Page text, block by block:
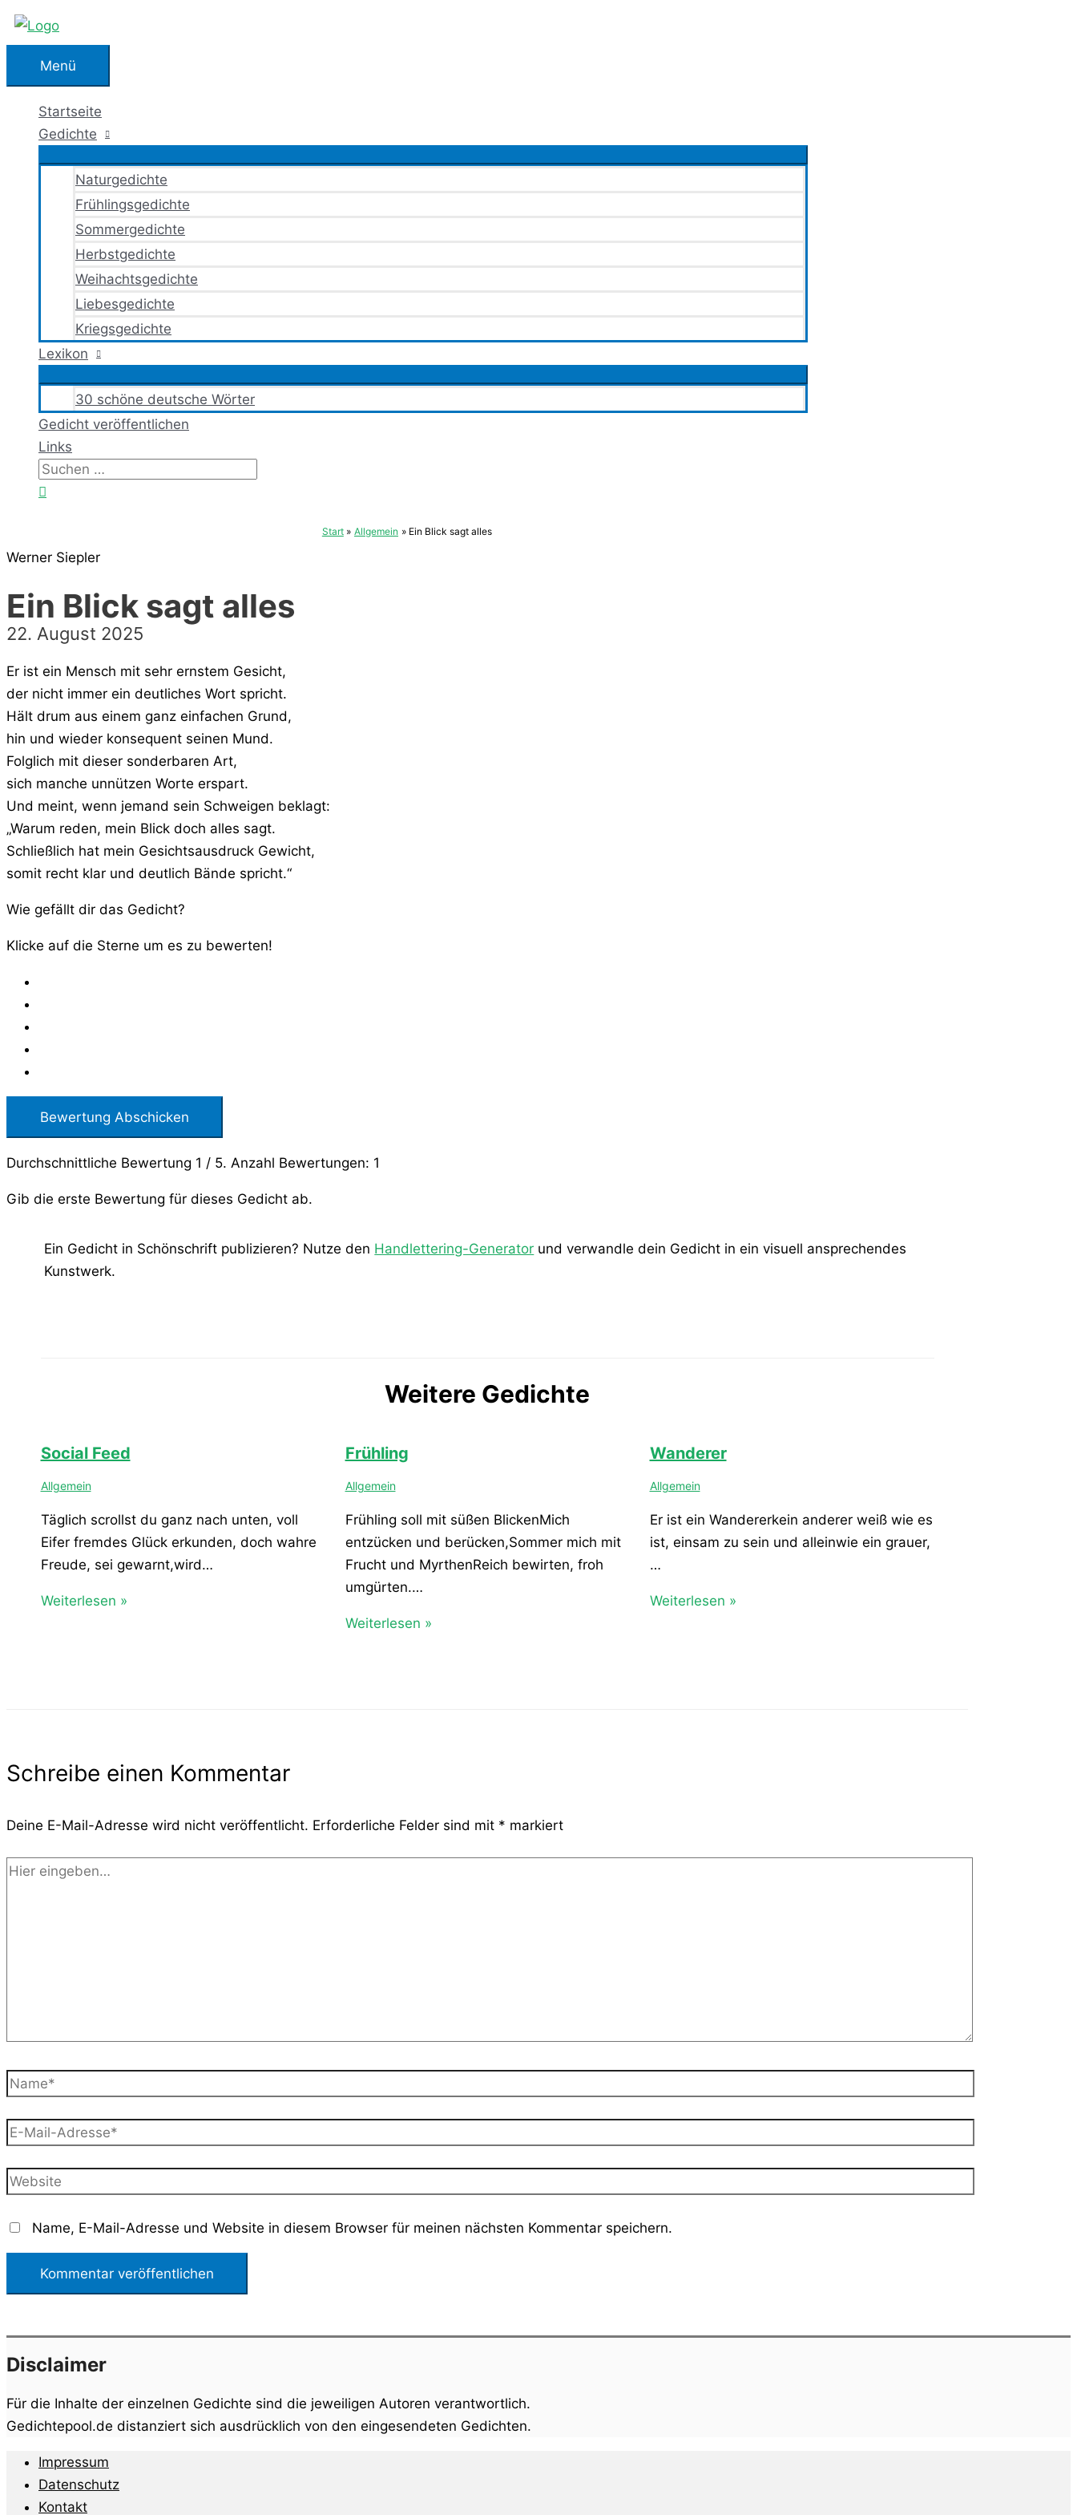
Zum
springenMenü
Menü
Startseite
Gedichte
Naturgedichte
Frühlingsgedichte
Sommergedichte
Herbstgedichte
Weihachtsgedichte
Liebesgedichte
Kriegsgedichte
Lexikon
30 schöne deutsche Wörter
Gedicht veröffentlichen
Links
Suchen
nach:
Start Allgemein Ein Blick sagt alles
Werner Siepler
Ein Blick sagt alles
22. August 2025
Er ist ein Mensch mit sehr ernstem Gesicht,
der nicht immer ein deutliches Wort spricht.
Hält drum aus einem ganz einfachen Grund,
hin und wieder konsequent seinen Mund.
Folglich mit dieser sonderbaren Art,
sich manche unnützen Worte erspart.
Und meint, wenn jemand sein Schweigen beklagt:
„Warum reden, mein Blick doch alles sagt.
Schließlich hat mein Gesichtsausdruck Gewicht,
somit recht klar und deutlich Bände spricht.“
Wie gefällt dir das Gedicht?
Klicke auf die Sterne um es zu bewerten!
Bewertung Abschicken
Durchschnittliche Bewertung 1 / 5. Anzahl Bewertungen: 1
Gib die erste Bewertung für dieses Gedicht ab.
Ein Gedicht in Schönschrift publizieren? Nutze den Handlettering-Generator und verwandle dein Gedicht in ein visuell ansprechendes
Kunstwerk.
Weitere Gedichte
Social Feed
Allgemein
Täglich scrollst du ganz nach unten, voll
Eifer fremdes Glück erkunden, doch wahre
Freude, sei gewarnt,wird…
Weiterlesen »
Frühling
Allgemein
Frühling soll mit süßen BlickenMich
entzücken und berücken,Sommer mich mit
Frucht und MyrthenReich bewirten, froh
umgürten.…
Weiterlesen »
Wanderer
Allgemein
Er ist ein Wandererkein anderer weiß wie es
ist, einsam zu sein und alleinwie ein grauer,
…
Weiterlesen »
Schreibe einen Kommentar
Deine E-Mail-Adresse wird nicht veröffentlicht. Erforderliche Felder sind mit * markiert
Hier
Name*
E-
Adresse*
Website
Name, E-Mail-Adresse und Website in diesem Browser für meinen nächsten Kommentar speichern.
Disclaimer
Für die Inhalte der einzelnen Gedichte sind die jeweiligen Autoren verantwortlich.
Gedichtepool.de distanziert sich ausdrücklich von den eingesendeten Gedichten.
Impressum
Datenschutz
Kontakt